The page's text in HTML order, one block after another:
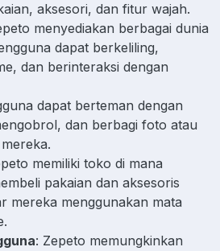
aksesori, dan fitur wajah.
menyediakan berbagai dunia
dapat berkeliling,
dan berinteraksi dengan
dapat berteman dengan
dan berbagi foto atau
memiliki toko di mana
pakaian dan aksesoris
mereka menggunakan mata
: Zepeto memungkinkan